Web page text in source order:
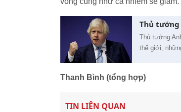
Thủ tướng
Thủ tướng
thế giới,
Thanh Bình (tổng hợp)
TIN LIÊN QUAN